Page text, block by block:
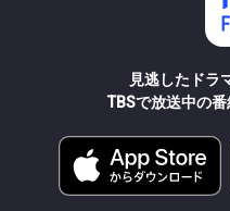
見逃したドラ
TBSで放送中の